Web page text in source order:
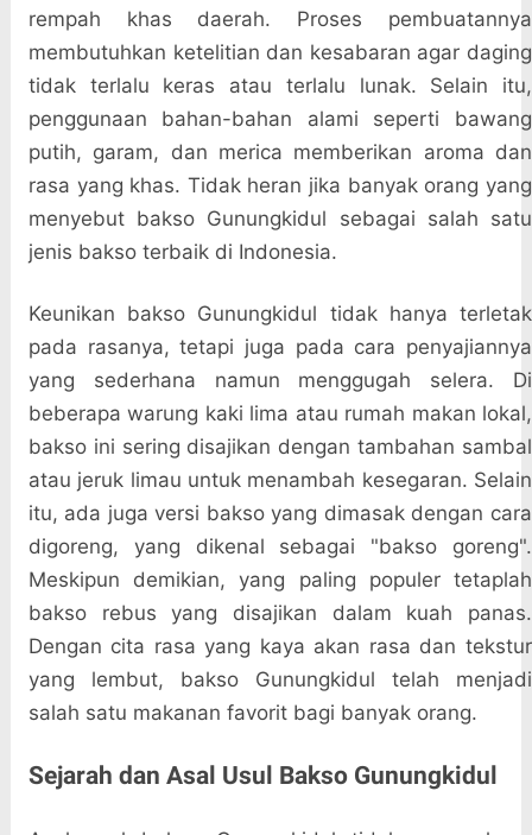
rempah khas daerah. Proses pembuatannya
membutuhkan ketelitian dan kesabaran agar daging
tidak terlalu keras atau terlalu lunak. Selain itu,
penggunaan bahan-bahan alami seperti bawang
putih, garam, dan merica memberikan aroma dan
rasa yang khas. Tidak heran jika banyak orang yang
menyebut bakso Gunungkidul sebagai salah satu
jenis bakso terbaik di Indonesia.
Keunikan bakso Gunungkidul tidak hanya terletak
pada rasanya, tetapi juga pada cara penyajiannya
yang sederhana namun menggugah selera. Di
beberapa warung kaki lima atau rumah makan lokal,
bakso ini sering disajikan dengan tambahan sambal
atau jeruk limau untuk menambah kesegaran. Selain
itu, ada juga versi bakso yang dimasak dengan cara
digoreng, yang dikenal sebagai "bakso goreng".
Meskipun demikian, yang paling populer tetaplah
bakso rebus yang disajikan dalam kuah panas.
Dengan cita rasa yang kaya akan rasa dan tekstur
yang lembut, bakso Gunungkidul telah menjadi
salah satu makanan favorit bagi banyak orang.
Sejarah dan Asal Usul Bakso Gunungkidul